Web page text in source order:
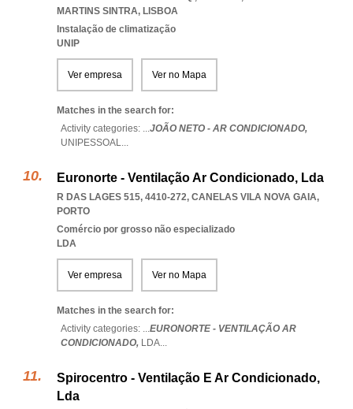
MARTINS SINTRA, LISBOA
Instalação de climatização
UNIP
Ver empresa Ver no Mapa
Matches in the search for:
Activity categories: ...JOÃO NETO - AR CONDICIONADO,
UNIPESSOAL...
Euronorte - Ventilação Ar Condicionado, Lda
R DAS LAGES 515, 4410-272, CANELAS VILA NOVA GAIA,
PORTO
Comércio por grosso não especializado
LDA
Ver empresa Ver no Mapa
Matches in the search for:
Activity categories: ...EURONORTE - VENTILAÇÃO AR
CONDICIONADO, LDA...
Spirocentro - Ventilação E Ar Condicionado,
Lda